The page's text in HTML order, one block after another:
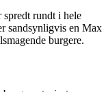
rundt i hele
sandsynligvis en Max
burgere.